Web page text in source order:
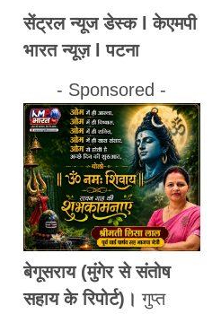
सेंट्रल न्यूज डेस्क l केएमपी
भारत न्यूज़ l पटना
- Sponsored -
बेगूसराय (मुंगेर से संतोष
सहाय के रिपोर्ट)। गुप्त